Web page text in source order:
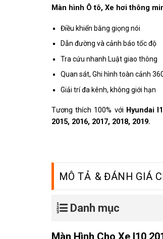
Màn hình Ô tô, Xe hơi thông
Điều khiển bằng giọng nói
Dẫn đường và cảnh báo tốc độ
Tra cứu nhanh Luật giao thông
Quan sát, Ghi hình toàn cảnh
Giải trí đa kênh, không giới hạn
Tương thích 100% với Hyundai
2015, 2016, 2017, 2018, 2019.
MÔ TẢ
Danh mục